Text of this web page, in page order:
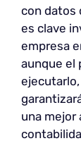
con datos
es clave
empresa
aunque el
una mejor